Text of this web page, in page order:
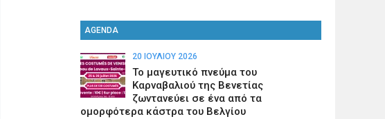
AGENDA
20 ΙΟΥΛΊΟΥ 2026
Το μαγευτικό πνεύμα του
Καρναβαλιού της Βενετίας
ζωντανεύει σε ένα από τα
ομορφότερα κάστρα του Βελγίου